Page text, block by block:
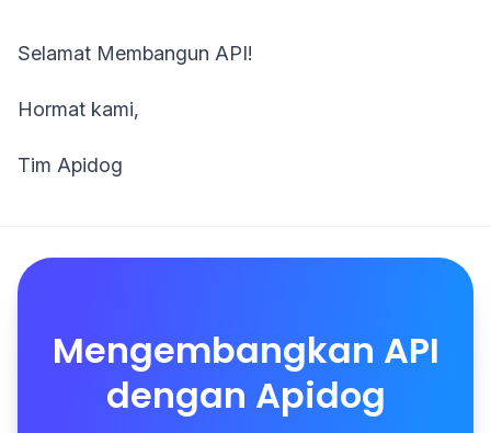
Selamat Membangun API!
Hormat kami,
Tim Apidog
Mengembangkan API
dengan Apidog